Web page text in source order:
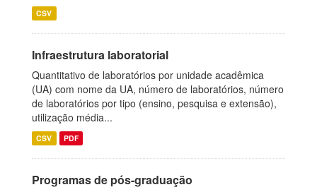
CSV
Infraestrutura laboratorial
Quantitativo de laboratórios por unidade acadêmica
(UA) com nome da UA, número de laboratórios, número
de laboratórios por tipo (ensino, pesquisa e extensão),
utilização média...
CSV PDF
Programas de pós-graduação